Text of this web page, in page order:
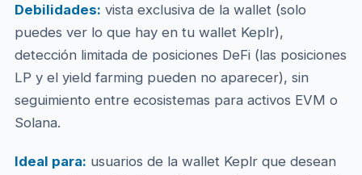
Debilidades: vista exclusiva de la wallet (solo
puedes ver lo que hay en tu wallet Keplr),
detección limitada de posiciones DeFi (las posiciones
LP y el yield farming pueden no aparecer), sin
seguimiento entre ecosistemas para activos EVM o
Solana.
Ideal para: usuarios de la wallet Keplr que desean